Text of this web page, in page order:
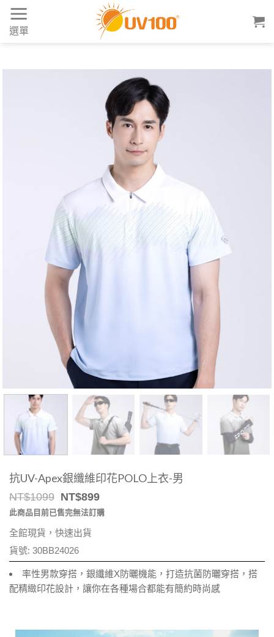
Skip
content
選單
抗UV-Apex銀纖維印花POLO上衣-男
NT$1099 Original
price
was:
NT$1099.
NT$899Current
price
is:
此商品目前已售完無法訂購
全館現貨，快速出貨
貨號: 30BB24026
率性男款穿搭，銀纖維X防曬機能，打造抗菌防曬穿搭，搭
配精緻印花設計，讓你在各種場合都能有簡約時尚感